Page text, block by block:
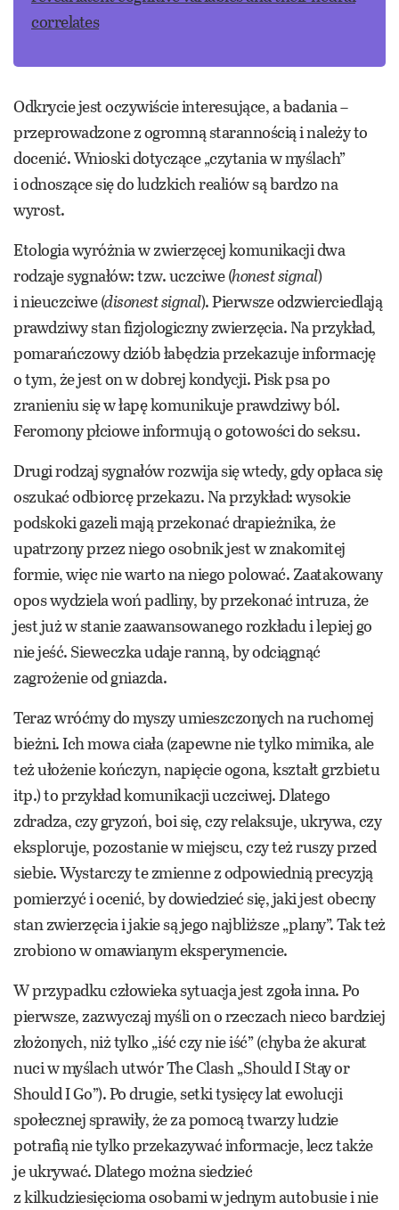
correlates
Odkrycie jest oczywiście interesujące, a badania –
przeprowadzone z ogromną starannością i należy to
docenić. Wnioski dotyczące „czytania w myślach”
i odnoszące się do ludzkich realiów są bardzo na
wyrost.
Etologia wyróżnia w zwierzęcej komunikacji dwa
rodzaje sygnałów: tzw. uczciwe (honest signal)
i nieuczciwe (disonest signal). Pierwsze odzwierciedlają
prawdziwy stan fizjologiczny zwierzęcia. Na przykład,
pomarańczowy dziób łabędzia przekazuje informację
o tym, że jest on w dobrej kondycji. Pisk psa po
zranieniu się w łapę komunikuje prawdziwy ból.
Feromony płciowe informują o gotowości do seksu.
Drugi rodzaj sygnałów rozwija się wtedy, gdy opłaca się
oszukać odbiorcę przekazu. Na przykład: wysokie
podskoki gazeli mają przekonać drapieżnika, że
upatrzony przez niego osobnik jest w znakomitej
formie, więc nie warto na niego polować. Zaatakowany
opos wydziela woń padliny, by przekonać intruza, że
jest już w stanie zaawansowanego rozkładu i lepiej go
nie jeść. Sieweczka udaje ranną, by odciągnąć
zagrożenie od gniazda.
Teraz wróćmy do myszy umieszczonych na ruchomej
bieżni. Ich mowa ciała (zapewne nie tylko mimika, ale
też ułożenie kończyn, napięcie ogona, kształt grzbietu
itp.) to przykład komunikacji uczciwej. Dlatego
zdradza, czy gryzoń, boi się, czy relaksuje, ukrywa, czy
eksploruje, pozostanie w miejscu, czy też ruszy przed
siebie. Wystarczy te zmienne z odpowiednią precyzją
pomierzyć i ocenić, by dowiedzieć się, jaki jest obecny
stan zwierzęcia i jakie są jego najbliższe „plany”. Tak też
zrobiono w omawianym eksperymencie.
W przypadku człowieka sytuacja jest zgoła inna. Po
pierwsze, zazwyczaj myśli on o rzeczach nieco bardziej
złożonych, niż tylko „iść czy nie iść” (chyba że akurat
nuci w myślach utwór The Clash „Should I Stay or
Should I Go”). Po drugie, setki tysięcy lat ewolucji
społecznej sprawiły, że za pomocą twarzy ludzie
potrafią nie tylko przekazywać informacje, lecz także
je ukrywać. Dlatego można siedzieć
z kilkudziesięcioma osobami w jednym autobusie i nie